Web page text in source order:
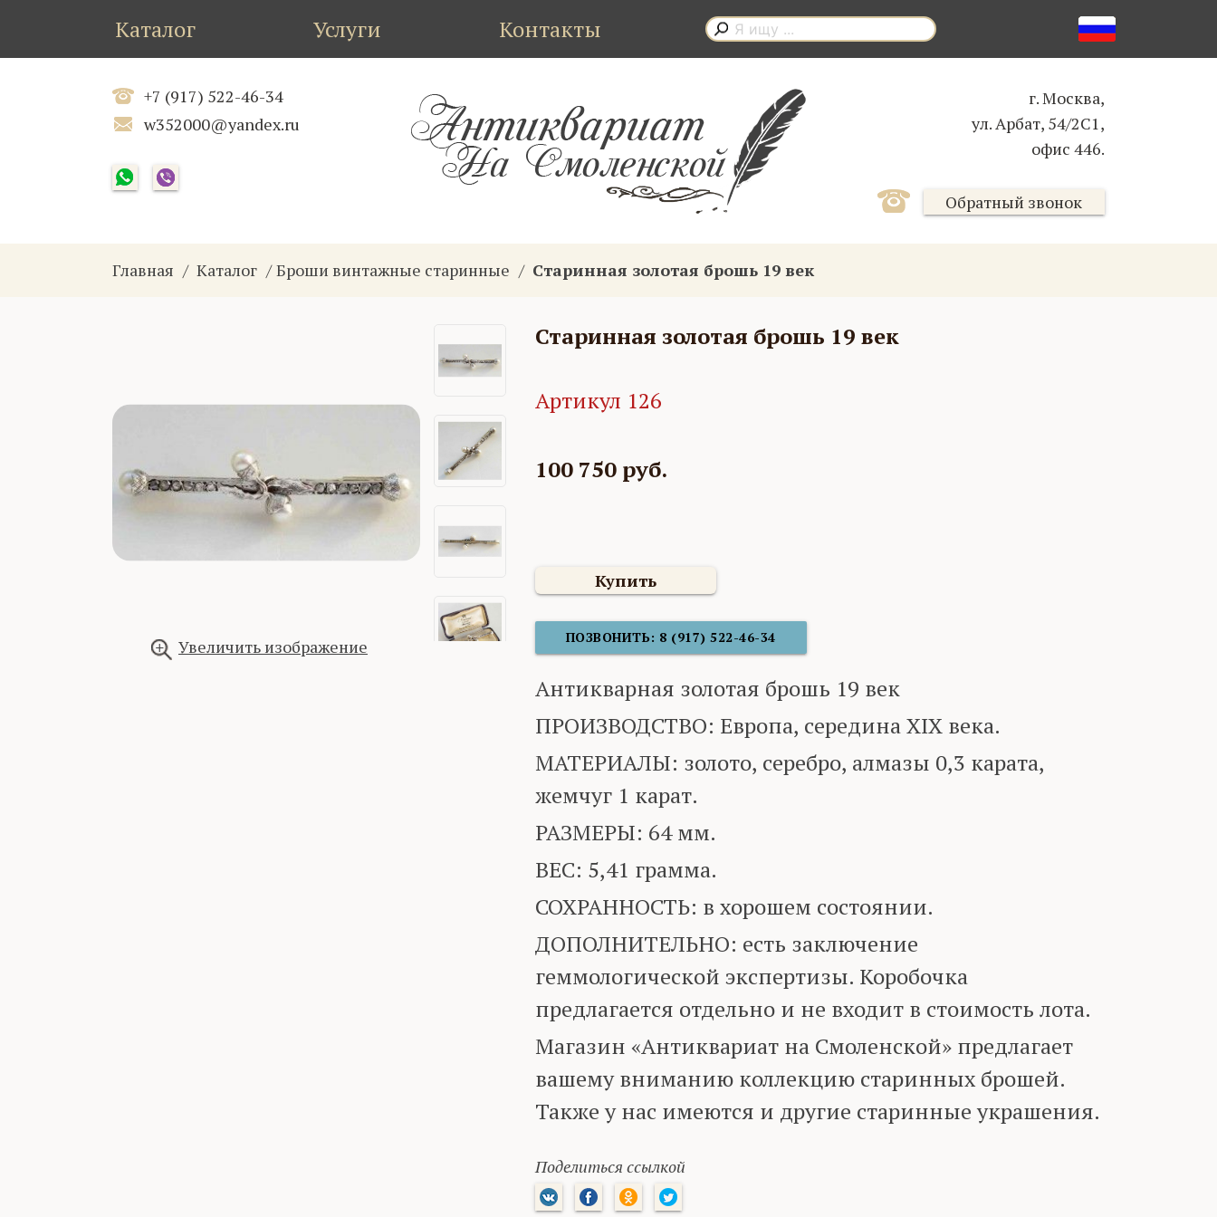
Каталог Услуги Контакты
+7 (917) 522-46-34
w352000@yandex.ru
г. Москва,
ул. Арбат, 54/2С1,
офис 446.
Обратный звонок
Главная Каталог Броши винтажные старинные Старинная золотая брошь 19 век
Увеличить изображение
Старинная золотая брошь 19 век
Артикул 126
100 750 руб.
Купить
ПОЗВОНИТЬ: 8 (917) 522-46-34
Антикварная золотая брошь 19 век
ПРОИЗВОДСТВО: Европа, середина XIX века.
МАТЕРИАЛЫ: золото, серебро, алмазы 0,3 карата,
жемчуг 1 карат.
РАЗМЕРЫ: 64 мм.
ВЕС: 5,41 грамма.
СОХРАННОСТЬ: в хорошем состоянии.
ДОПОЛНИТЕЛЬНО: есть заключение
геммологической экспертизы. Коробочка
предлагается отдельно и не входит в стоимость лота.
Магазин «Антиквариат на Смоленской» предлагает
вашему вниманию коллекцию старинных брошей.
Также у нас имеются и другие старинные украшения.
Поделиться ссылкой